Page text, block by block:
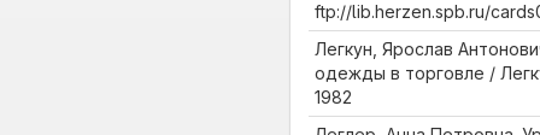
ftp://lib.herzen.spb.ru/
Легкун, Ярослав
одежды в торговле /
1982